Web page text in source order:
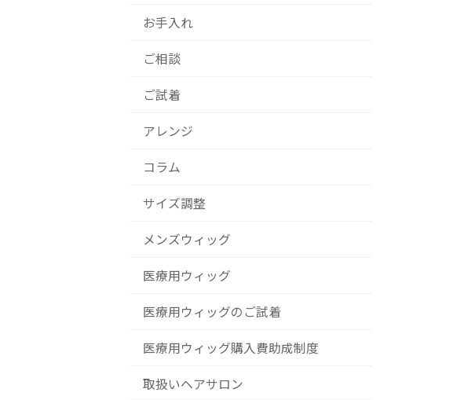
お手入れ
ご相談
ご試着
アレンジ
コラム
サイズ調整
メンズウィッグ
医療用ウィッグ
医療用ウィッグのご試着
医療用ウィッグ購入費助成制度
取扱いヘアサロン